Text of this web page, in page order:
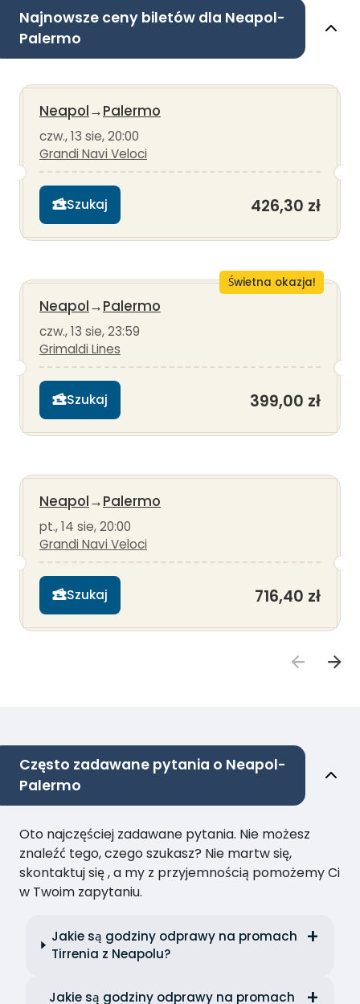
Najnowsze ceny biletów dla Neapol-
Palermo
Neapol→Palermo
czw., 13 sie, 20:00
Grandi Navi Veloci
Szukaj 426,30 zł
Świetna okazja!
Neapol→Palermo
czw., 13 sie, 23:59
Grimaldi Lines
Szukaj 399,00 zł
Neapol→Palermo
pt., 14 sie, 20:00
Grandi Navi Veloci
Szukaj 716,40 zł
Często zadawane pytania o Neapol-
Palermo
Oto najczęściej zadawane pytania. Nie możesz
znaleźć tego, czego szukasz? Nie martw się,
skontaktuj się , a my z przyjemnością pomożemy Ci
w Twoim zapytaniu.
Jakie są godziny odprawy na promach
Tirrenia z Neapolu?
Jakie są godziny odprawy na promach